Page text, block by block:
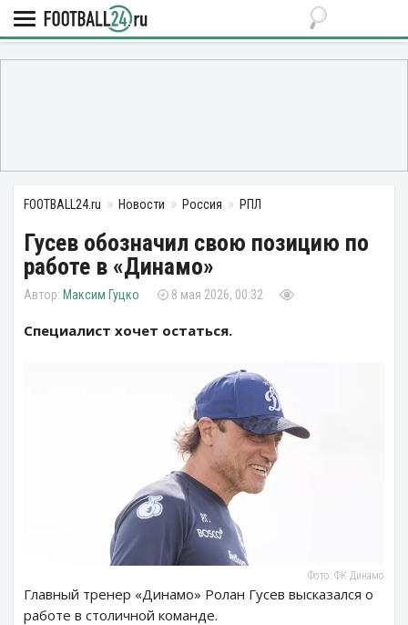
FOOTBALL24.ru Новости Россия РПЛ
Гусев обозначил свою позицию по
работе в «Динамо»
Максим Гуцко 8 мая 2026, 00:32
Специалист хочет остаться.
Фото: ФК Динамо
Главный тренер «Динамо» Ролан Гусев высказался о
работе в столичной команде.